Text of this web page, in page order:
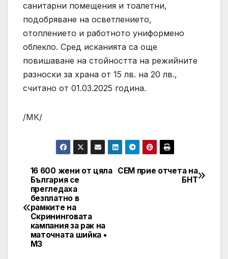
санитарни помещения и тоалетни,
подобряване на осветлението,
отоплението и работното униформено
облекло. Сред исканията са още
повишаване на стойността на режийните
разноски за храна от 15 лв. на 20 лв.,
считано от 01.03.2025 година.
/МК/
Post
navigation
СЕМ прие отчета на
БНT
16 600 жени от цяла
България се
прегледаха
безплатно в
рамките на
Скрининговата
кампания за рак на
маточната шийка •
МЗ